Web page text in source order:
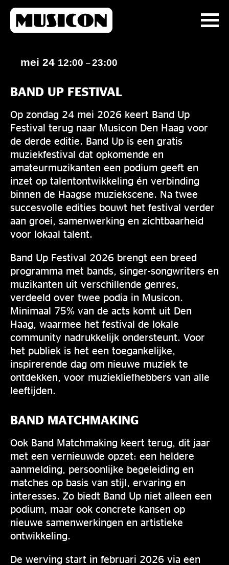
mei 24 12:00 –23:00
BAND UP FESTIVAL
Op zondag 24 mei 2026 keert Band Up
Festival terug naar Musicon Den Haag voor
de derde editie. Band Up is een gratis
muziekfestival dat opkomende en
amateurmuzikanten een podium geeft en
inzet op talentontwikkeling én verbinding
binnen de Haagse muziekscene. Na twee
succesvolle edities bouwt het festival verder
aan groei, samenwerking en zichtbaarheid
voor lokaal talent.
Band Up Festival 2026 brengt een breed
programma met bands, singer-songwriters en
muzikanten uit verschillende genres,
verdeeld over twee podia in Musicon.
Minimaal 75% van de acts komt uit Den
Haag, waarmee het festival de lokale
community nadrukkelijk ondersteunt. Voor
het publiek is het een toegankelijke,
inspirerende dag om nieuwe muziek te
ontdekken, voor muziekliefhebbers van alle
leeftijden.
BAND MATCHMAKING
Ook Band Matchmaking keert terug, dit jaar
met een vernieuwde opzet: een heldere
aanmelding, persoonlijke begeleiding en
matches op basis van stijl, ervaring en
interesses. Zo biedt Band Up niet alleen een
podium, maar ook concrete kansen op
nieuwe samenwerkingen en artistieke
ontwikkeling.
De werving start in februari 2026 via een